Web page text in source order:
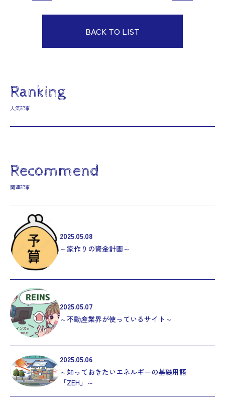
BACK TO LIST
Ranking
人気記事
Recommend
関連記事
2025.05.08
～家作りの資金計画～
2025.05.07
～不動産業界が使っているサイト～
2025.05.06
～知っておきたいエネルギーの基礎用語
「ZEH」～